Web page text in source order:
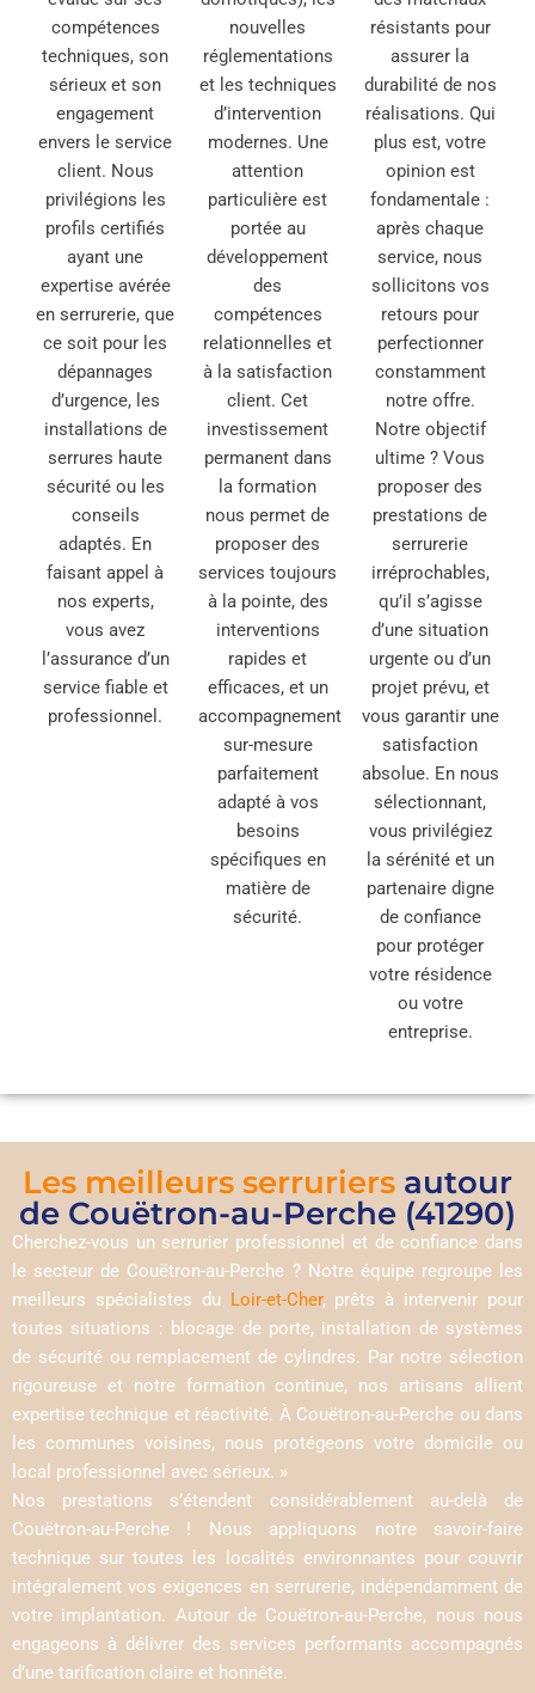
compétences
techniques, son
sérieux et son
engagement
envers le service
client. Nous
privilégions les
profils certifiés
ayant une
expertise avérée
en serrurerie, que
ce soit pour les
dépannages
d’urgence, les
installations de
serrures haute
sécurité ou les
conseils
adaptés. En
faisant appel à
nos experts,
vous avez
l’assurance d’un
service fiable et
professionnel.
nouvelles
réglementations
et les techniques
d’intervention
modernes. Une
attention
particulière est
portée au
développement
des
compétences
relationnelles et
à la satisfaction
client. Cet
investissement
permanent dans
la formation
nous permet de
proposer des
services toujours
à la pointe, des
interventions
rapides et
efficaces, et un
accompagnement
sur-mesure
parfaitement
adapté à vos
besoins
spécifiques en
matière de
sécurité.
résistants pour
assurer la
durabilité de nos
réalisations. Qui
plus est, votre
opinion est
fondamentale :
après chaque
service, nous
sollicitons vos
retours pour
perfectionner
constamment
notre offre.
Notre objectif
ultime ? Vous
proposer des
prestations de
serrurerie
irréprochables,
qu’il s’agisse
d’une situation
urgente ou d’un
projet prévu, et
vous garantir une
satisfaction
absolue. En nous
sélectionnant,
vous privilégiez
la sérénité et un
partenaire digne
de confiance
pour protéger
votre résidence
ou votre
entreprise.
Les meilleurs serruriers autour
de Couëtron-au-Perche (41290)
Cherchez-vous un serrurier professionnel et de confiance dans
le secteur de Couëtron-au-Perche ? Notre équipe regroupe les
meilleurs spécialistes du
Loir-et-Cher, prêts à intervenir pour
toutes situations : blocage de porte, installation de systèmes
de sécurité ou remplacement de cylindres. Par notre sélection
rigoureuse et notre formation continue, nos artisans allient
expertise technique et réactivité. À Couëtron-au-Perche ou dans
les communes voisines, nous protégeons votre domicile ou
local professionnel avec sérieux. »
Nos prestations s’étendent considérablement au-delà de
Couëtron-au-Perche ! Nous appliquons notre savoir-faire
technique sur toutes les localités environnantes pour couvrir
intégralement vos exigences en serrurerie, indépendamment de
votre implantation. Autour de Couëtron-au-Perche, nous nous
engageons à délivrer des services performants accompagnés
d’une tarification claire et honnête.